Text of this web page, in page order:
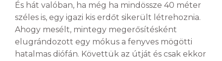
És hát valóban, ha még ha mindössze 40 méter
széles is, egy igazi kis erdőt sikerült létrehoznia.
Ahogy mesélt, mintegy megerősítésként
elugrándozott egy mókus a fenyves mögötti
hatalmas diófán. Követtük az útját és csak ekkor